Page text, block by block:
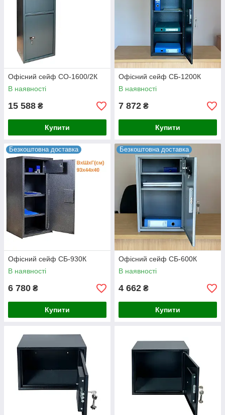
Офісний сейф СО-1600/2К
В наявності
15 588 ₴
Купити
Офісний сейф СБ-1200К
В наявності
7 872 ₴
Купити
Безкоштовна доставка
Офісний сейф СБ-930К
В наявності
6 780 ₴
Купити
Безкоштовна доставка
Офісний сейф СБ-600К
В наявності
4 662 ₴
Купити